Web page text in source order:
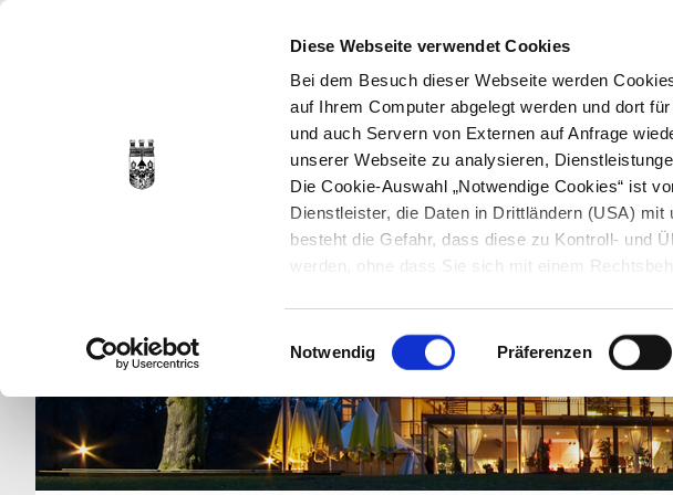
Diese Webseite verwendet Cookies
Bei dem Besuch dieser Webseite werden
auf Ihrem Computer abgelegt werden und dort
und auch Servern von Externen auf Anfrage
unserer Webseite zu analysieren,
Die Cookie-Auswahl „Notwendige Cookies“ ist
Dienstleister, die Daten in Drittländern (USA)
besteht die Gefahr, dass diese zu Kontroll- und
werden, ohne dass Sie sich mit einem
Datenschutzerklärung
entnehmen. Die von
jederzeit mit Wirkung für die Zukunft angepasst
Einwilligungsauswahl
Notwendig Präferenzen
STARTSEITE